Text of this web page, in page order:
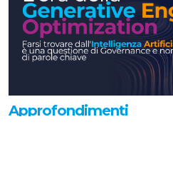
Approfondimenti